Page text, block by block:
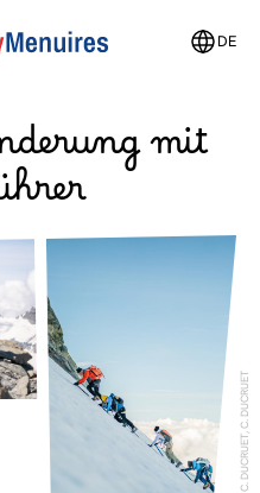
DE
mit
C. DUCRUET, C. DUCRUET